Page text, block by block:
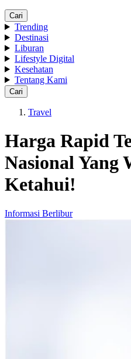
Cari
Trending
Destinasi
Liburan
Lifestyle Digital
Kesehatan
Tentang Kami
Cari
Travel
Harga Rapid
Nasional Yang
Ketahui!
Informasi Berlibur